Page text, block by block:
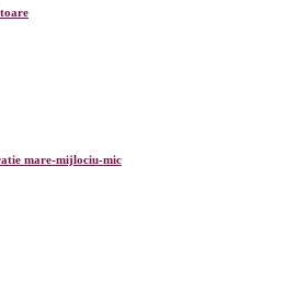
mare-mijlociu-mic